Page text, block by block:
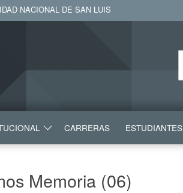
NACIONAL DE SAN LUIS
CARRERAS ESTUDIANTES
Memoria (06)